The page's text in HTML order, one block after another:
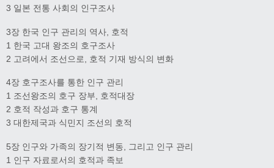
3 일본 전통 사회의 인구조사
3장 한국 인구 관리의 역사, 호적
1 한국 고대 왕조의 호구조사
2 고려에서 조선으로, 호적 기재 방식의 변화
4장 호구조사를 통한 인구 관리
1 조선왕조의 호구 장부, 호적대장
2 호적 작성과 호구 통계
3 대한제국과 식민지 조선의 호적
5장 인구와 가족의 장기적 변동, 그리고 인구 관리
1 인구 자료로서의 호적과 족보